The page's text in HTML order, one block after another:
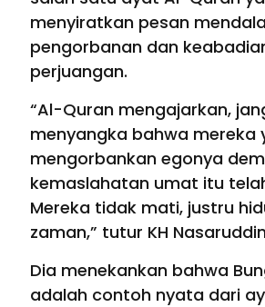
menyiratkan pesan
pengorbanan dan
perjuangan.
“Al-Quran mengajarkan,
menyangka bahwa mereka
mengorbankan egonya
kemaslahatan umat itu
Mereka tidak mati, justru
zaman,” tutur KH
Dia menekankan bahwa
adalah contoh nyata dari